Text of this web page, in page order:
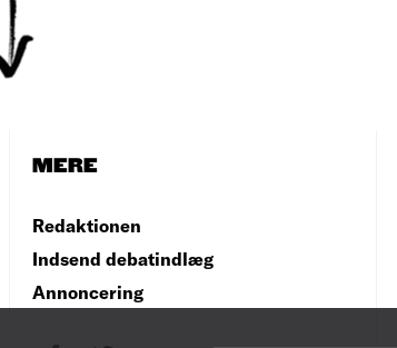
MERE
Redaktionen
Indsend debatindlæg
Annoncering